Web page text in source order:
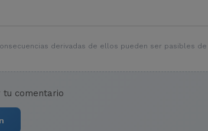
derivadas de ellos pueden ser pasibles de
comentario